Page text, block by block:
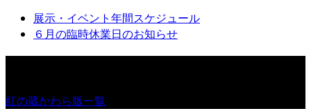
展示・イベント年間スケジュール
６月の臨時休業日のお知らせ
紅の蔵かわら版一覧